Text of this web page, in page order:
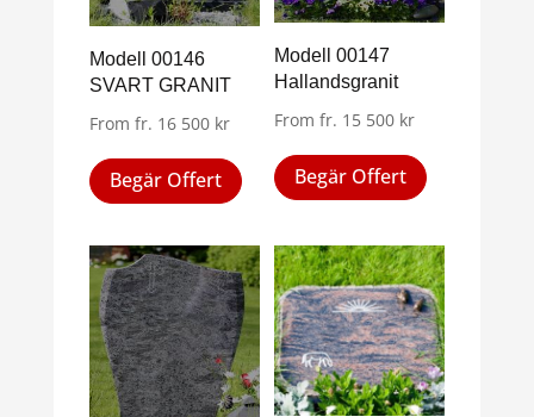
kan
väljas
produktsidan
på
Modell 00146
SVART GRANIT
From fr. 16 500 kr
Begär Offert
här
har
flera
varianter.
De
olika
alternativen
Modell 00147
Hallandsgranit
From fr. 15 500 kr
Begär Offert
här
har
flera
varianter.
De
olika
alternativen